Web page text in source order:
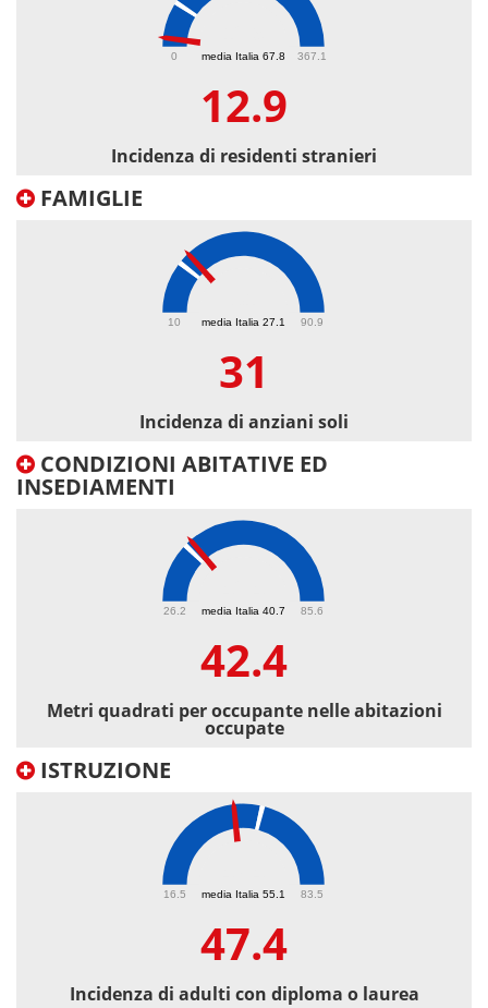
media Italia 67.8
0 367.1
12.9
Incidenza di residenti stranieri
FAMIGLIE
media Italia 27.1
10 90.9
31
Incidenza di anziani soli
CONDIZIONI ABITATIVE ED
INSEDIAMENTI
media Italia 40.7
26.2 85.6
42.4
Metri quadrati per occupante nelle abitazioni
occupate
ISTRUZIONE
media Italia 55.1
16.5 83.5
47.4
Incidenza di adulti con diploma o laurea